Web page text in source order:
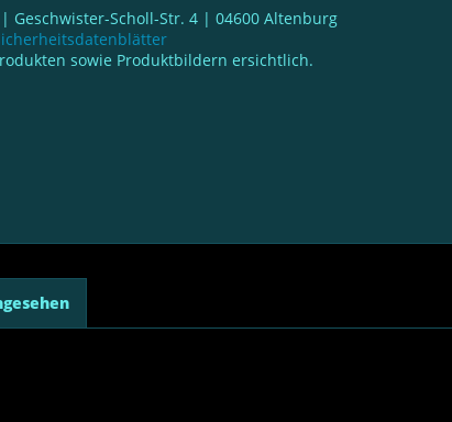
Geschwister-Scholl-Str. 4 | 04600 Altenburg
sowie Produktbildern ersichtlich.